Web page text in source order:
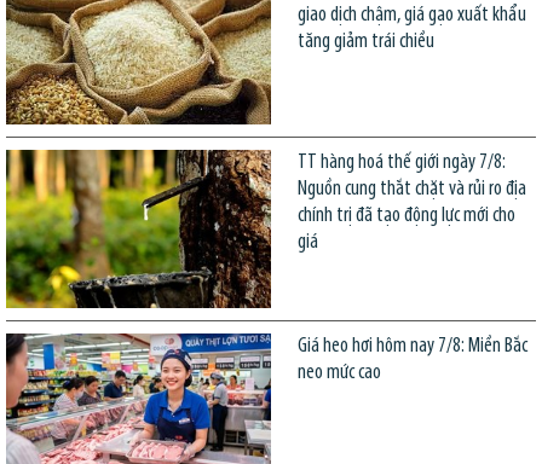
giao dịch chậm, giá gạo xuất khẩu
tăng giảm trái chiều
TT hàng hoá thế giới ngày 7/8:
Nguồn cung thắt chặt và rủi ro địa
chính trị đã tạo động lực mới cho
giá
Giá heo hơi hôm nay 7/8: Miền Bắc
neo mức cao